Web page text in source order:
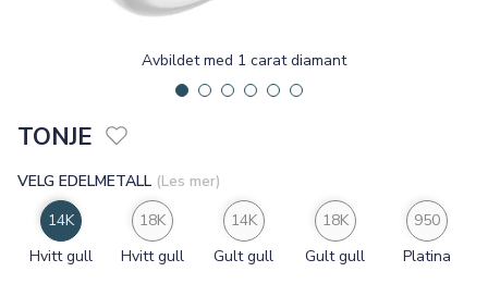
Avbildet med 1 carat diamant
TONJE
VELG EDELMETALL (Les mer)
14K
Hvitt gull
18K
Hvitt gull
14K
Gult gull
18K
Gult gull
950
Platina